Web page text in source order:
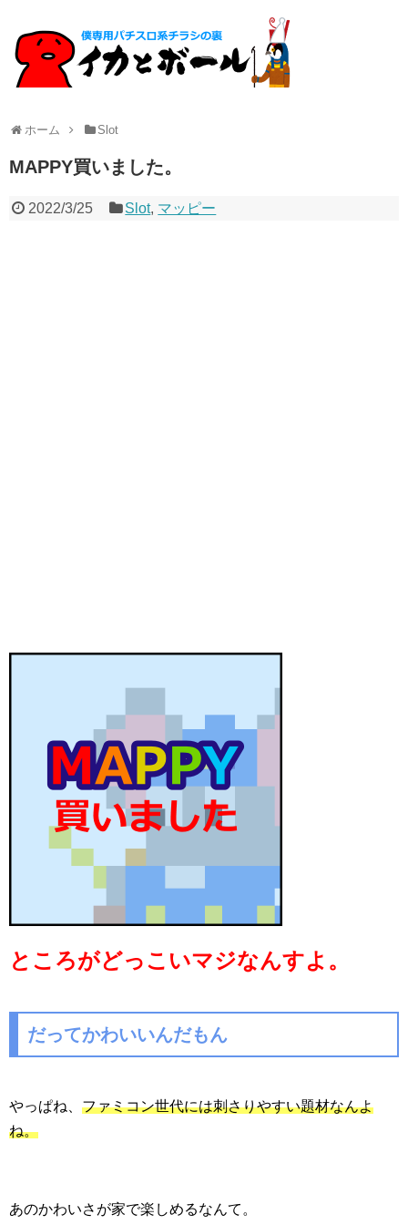
ホーム Slot
MAPPY買いました。
2022/3/25 Slot, マッピー
ところがどっこいマジなんすよ。
だってかわいいんだもん
やっぱね、 ファミコン世代には刺さりやすい題材なんよ
ね。
あのかわいさが家で楽しめるなんて。